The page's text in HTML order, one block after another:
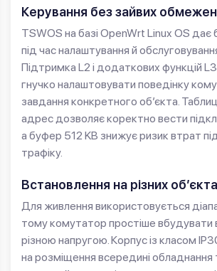
Керування без зайвих
TSWOS на базі OpenWrt Linux OS дає
під час налаштування й
Підтримка L2 і додаткових функцій
гнучко налаштовувати поведінку
завдання конкретного об’єкта.
адрес дозволяє коректно вести
а буфер 512 KB знижує ризик втрат
трафіку.
Встановлення на різних
Для живлення використовується
тому комутатор простіше вбудувати
різною напругою. Корпус із класом
на розміщення всередині